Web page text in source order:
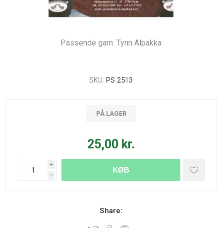
Passende garn: Tynn Alpakka
SKU: PS 2513
PÅ LAGER
25,00 kr.
i
h
KØB
Share: